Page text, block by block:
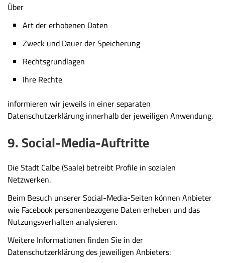
Über
Art der erhobenen Daten
Zweck und Dauer der Speicherung
Rechtsgrundlagen
Ihre Rechte
informieren wir jeweils in einer separaten
Datenschutzerklärung innerhalb der jeweiligen Anwendung.
9. Social-Media-Auftritte
Die Stadt Calbe (Saale) betreibt Profile in sozialen
Netzwerken.
Beim Besuch unserer Social-Media-Seiten können Anbieter
wie Facebook personenbezogene Daten erheben und das
Nutzungsverhalten analysieren.
Weitere Informationen finden Sie in der
Datenschutzerklärung des jeweiligen Anbieters: